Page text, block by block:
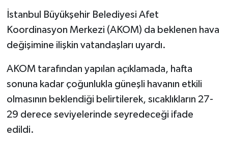
İstanbul Büyükşehir Belediyesi Afet
Koordinasyon Merkezi (AKOM) da beklenen hava
değişimine ilişkin vatandaşları uyardı.
AKOM tarafından yapılan açıklamada, hafta
sonuna kadar çoğunlukla güneşli havanın etkili
olmasının beklendiği belirtilerek, sıcaklıkların 27-
29 derece seviyelerinde seyredeceği ifade
edildi.